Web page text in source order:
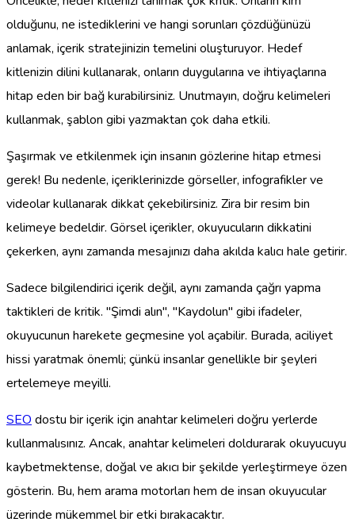
olduğunu, ne istediklerini ve hangi sorunları çözdüğünüzü
anlamak, içerik stratejinizin temelini oluşturuyor. Hedef
kitlenizin dilini kullanarak, onların duygularına ve ihtiyaçlarına
hitap eden bir bağ kurabilirsiniz. Unutmayın, doğru kelimeleri
kullanmak, şablon gibi yazmaktan çok daha etkili.
Şaşırmak ve etkilenmek için insanın gözlerine hitap etmesi
gerek! Bu nedenle, içeriklerinizde görseller, infografikler ve
videolar kullanarak dikkat çekebilirsiniz. Zira bir resim bin
kelimeye bedeldir. Görsel içerikler, okuyucuların dikkatini
çekerken, aynı zamanda mesajınızı daha akılda kalıcı hale getirir.
Sadece bilgilendirici içerik değil, aynı zamanda çağrı yapma
taktikleri de kritik. "Şimdi alın", "Kaydolun" gibi ifadeler,
okuyucunun harekete geçmesine yol açabilir. Burada, aciliyet
hissi yaratmak önemli; çünkü insanlar genellikle bir şeyleri
ertelemeye meyilli.
SEO dostu bir içerik için anahtar kelimeleri doğru yerlerde
kullanmalısınız. Ancak, anahtar kelimeleri doldurarak okuyucuyu
kaybetmektense, doğal ve akıcı bir şekilde yerleştirmeye özen
gösterin. Bu, hem arama motorları hem de insan okuyucular
üzerinde mükemmel bir etki bırakacaktır.